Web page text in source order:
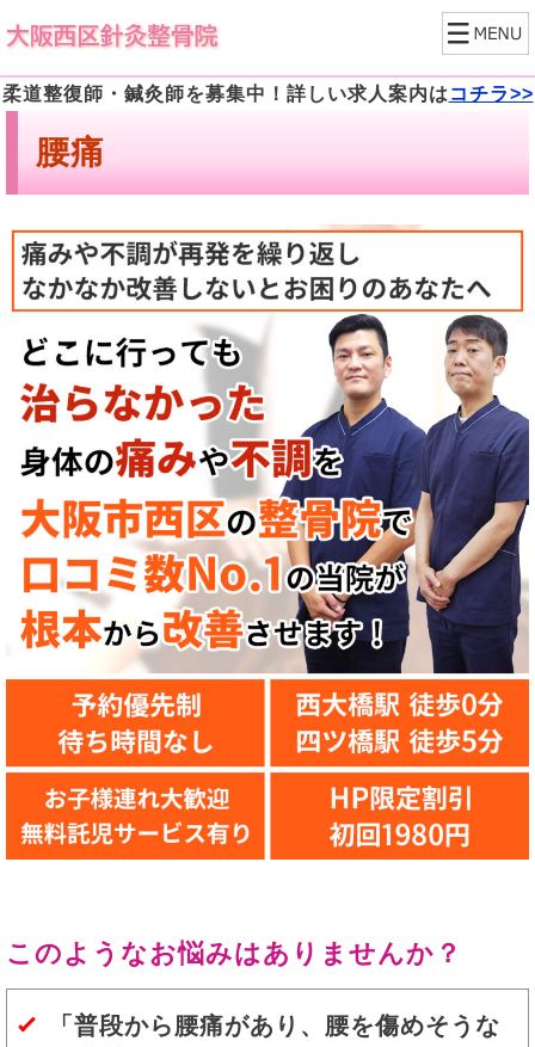
柔道整復師・鍼灸師を募集中！詳しい求人案内は コチラ>>
腰痛
このようなお悩みはありませんか？
「普段から腰痛があり、腰を傷めそうな